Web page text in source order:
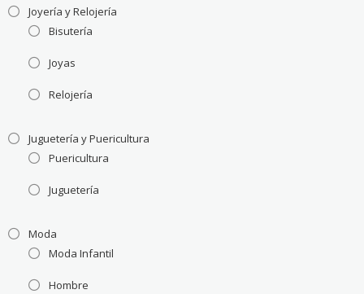
Joyería y Relojería
Bisutería
Joyas
Relojería
Juguetería y Puericultura
Puericultura
Juguetería
Moda
Moda Infantil
Hombre